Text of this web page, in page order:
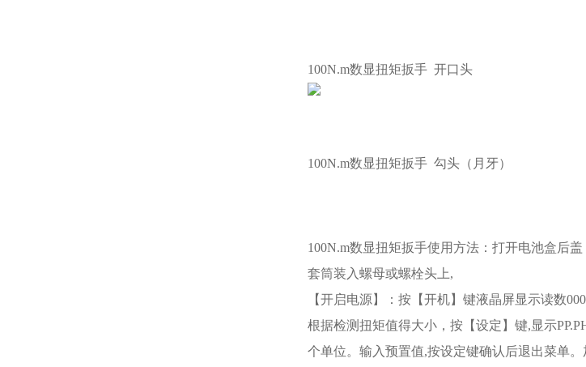
100N.m数显扭矩扳手 开口头
100N.m数显扭矩扳手 勾头（月牙）
100N.m数显扭矩扳手使用方法：打开电池盒后
套筒装入螺母或螺栓头上,
【开启电源】：按【开机】键液晶屏显示读数
根据检测扭矩值得大小，按【设定】键,显示
个单位。输入预置值,按设定键确认后退出菜单